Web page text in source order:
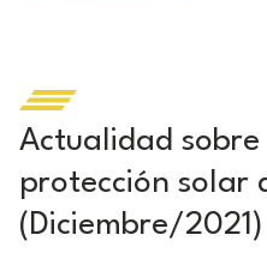
Actualidad
protección solar
(Diciembre/2021)